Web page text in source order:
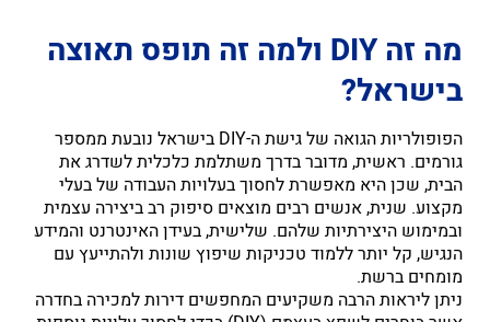
מה זה DIY ולמה זה תופס תאוצה
בישראל?
הפופולריות הגואה של גישת ה-DIY בישראל נובעת ממספר
גורמים. ראשית, מדובר בדרך משתלמת כלכלית לשדרג את
הבית, שכן היא מאפשרת לחסוך בעלויות העבודה של בעלי
מקצוע. שנית, אנשים רבים מוצאים סיפוק רב ביצירה עצמית
ובמימוש היצירתיות שלהם. שלישית, בעידן האינטרנט והמידע
הנגיש, קל יותר ללמוד טכניקות שיפוץ שונות ולהתייעץ עם
מומחים ברשת.
ניתן ליראות הרבה משקיעים המחפשים דירות למכירה בחדרה